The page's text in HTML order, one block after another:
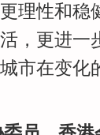
理性和稳
，更进一
市在变化